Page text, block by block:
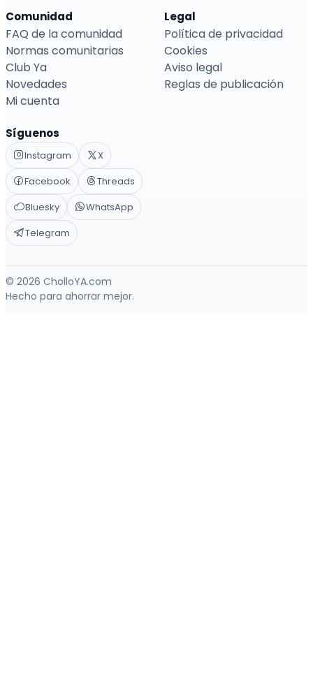
Comunidad
FAQ de la comunidad
Normas comunitarias
Club Ya
Novedades
Mi cuenta
Legal
Política de privacidad
Cookies
Aviso legal
Reglas de publicación
Síguenos
Instagram
X
Facebook
Threads
Bluesky
WhatsApp
Telegram
© 2026 CholloYA.com
Hecho para ahorrar mejor.